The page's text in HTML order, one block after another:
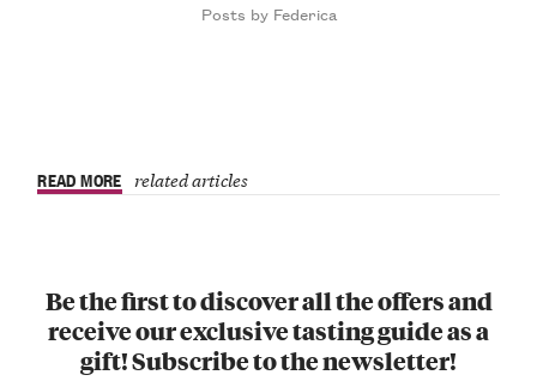
Posts by Federica
READ MORE related articles
Be the first to discover all the offers and
receive our exclusive tasting guide as a
gift! Subscribe to the newsletter!